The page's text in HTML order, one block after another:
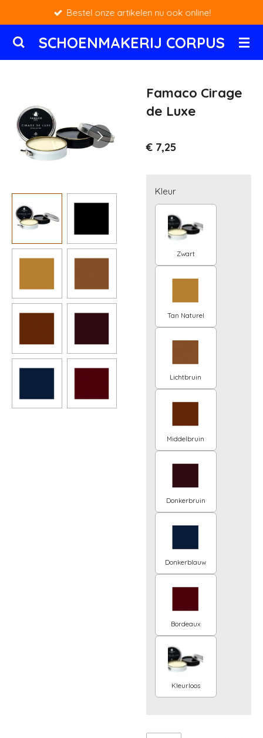
naar
de
SCHOENMAKERIJ CORPUS
Bestel onze artikelen nu ook online!
Famaco Cirage
de Luxe
€ 7,25
Kleur
Zwart
Tan Naturel
Lichtbruin
Middelbruin
Donkerbruin
Donkerblauw
Bordeaux
Kleurloos